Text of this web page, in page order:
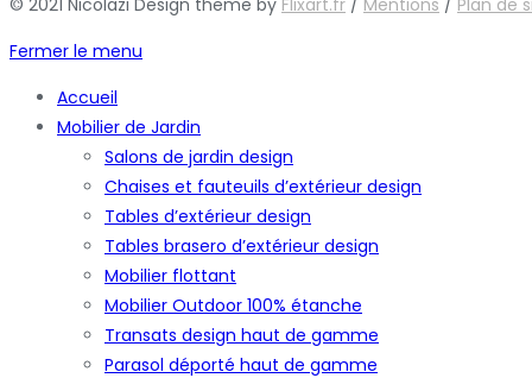
Fermer le menu
Accueil
Mobilier de Jardin
Salons de jardin design
Chaises et fauteuils d’extérieur design
Tables d’extérieur design
Tables brasero d’extérieur design
Mobilier flottant
Mobilier Outdoor 100% étanche
Transats design haut de gamme
Parasol déporté haut de gamme